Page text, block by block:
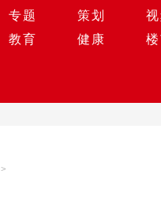
专题 策划
教育 健康
>